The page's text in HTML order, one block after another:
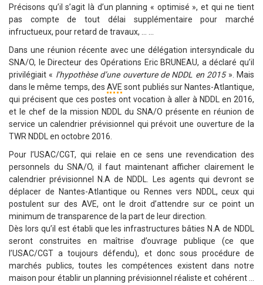
Précisons qu’il s’agit là d’un planning « optimisé », et qui ne tient
pas compte de tout délai supplémentaire pour marché
infructueux, pour retard de travaux, … …
Dans une réunion récente avec une délégation intersyndicale du
SNA/O, le Directeur des Opérations Eric BRUNEAU, a déclaré qu’il
privilégiait « l’hypothèse d’une ouverture de NDDL en 2015». Mais
dans le même temps, desAVE sont publiés sur Nantes-Atlantique,
qui précisent que ces postes ont vocation à aller à NDDL en 2016,
et le chef de la mission NDDL du SNA/O présente en réunion de
service un calendrier prévisionnel qui prévoit une ouverture de la
TWR NDDL en octobre 2016.
Pour l’USAC/CGT, qui relaie en ce sens une revendication des
personnels du SNA/O, il faut maintenant afficher clairement le
calendrier prévisionnel N.A de NDDL. Les agents qui devront se
déplacer de Nantes-Atlantique ou Rennes vers NDDL, ceux qui
postulent sur des AVE, ont le droit d’attendre sur ce point un
minimum de transparence de la part de leur direction.
Dès lors qu’il est établi que les infrastructures bâties N.A de NDDL
seront construites en maîtrise d’ouvrage publique (ce que
l’USAC/CGT a toujours défendu), et donc sous procédure de
marchés publics, toutes les compétences existent dans notre
maison pour établir un planning prévisionnel réaliste et cohérent …